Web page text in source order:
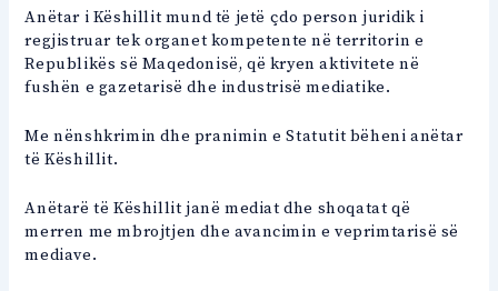
Anëtar i Këshillit mund të jetë çdo person juridik i
regjistruar tek organet kompetente në territorin e
Republikës së Maqedonisë, që kryen aktivitete në
fushën e gazetarisë dhe industrisë mediatike.
Me nënshkrimin dhe pranimin e Statutit bëheni anëtar
të Këshillit.
Anëtarë të Këshillit janë mediat dhe shoqatat që
merren me mbrojtjen dhe avancimin e veprimtarisë së
mediave.